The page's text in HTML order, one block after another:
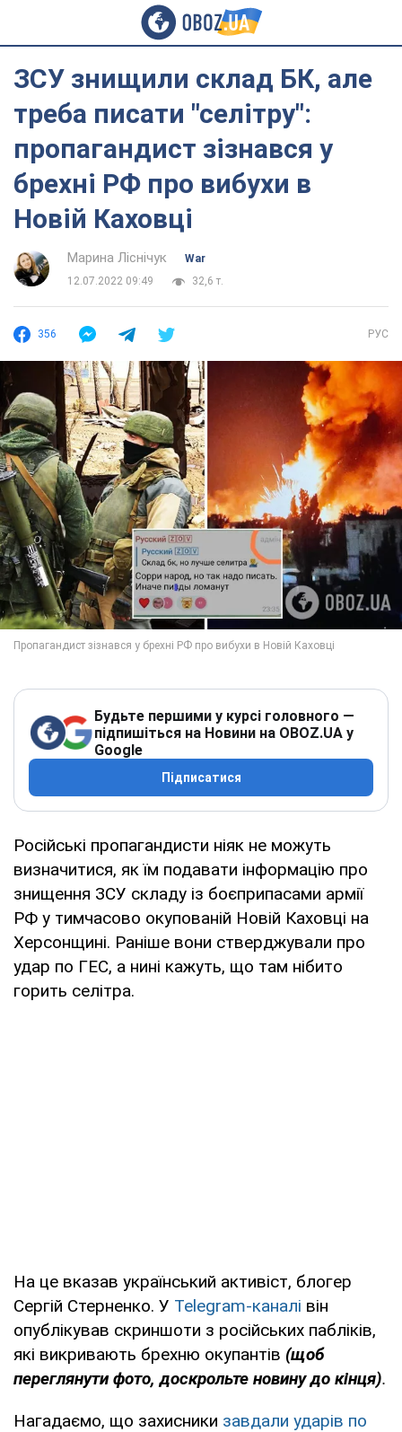
ЗСУ знищили склад БК, але
треба писати "селітру":
пропагандист зізнався у
брехні РФ про вибухи в
Новій Каховці
Марина Ліснічук
War
12.07.2022 09:49
32,6 т.
356 РУС
Будьте першими у курсі головного —
підпишіться на Новини на OBOZ.UA у
Google
Підписатися
Російські пропагандисти ніяк не можуть
визначитися, як їм подавати інформацію про
знищення ЗСУ складу із боєприпасами армії
РФ у тимчасово окупованій Новій Каховці на
Херсонщині. Раніше вони стверджували про
удар по ГЕС, а нині кажуть, що там нібито
горить селітра.
На це вказав український активіст, блогер
Сергій Стерненко. У Telegram-каналі він
опублікував скриншоти з російських пабліків,
які викривають брехню окупантів (щоб
переглянути фото, доскрольте новину до кінця).
Нагадаємо, що захисники завдали ударів по